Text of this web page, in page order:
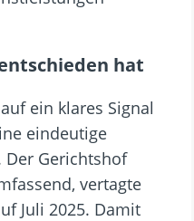
hat
ein klares Signal
eindeutige
Der Gerichtshof
vertagte
Juli 2025. Damit